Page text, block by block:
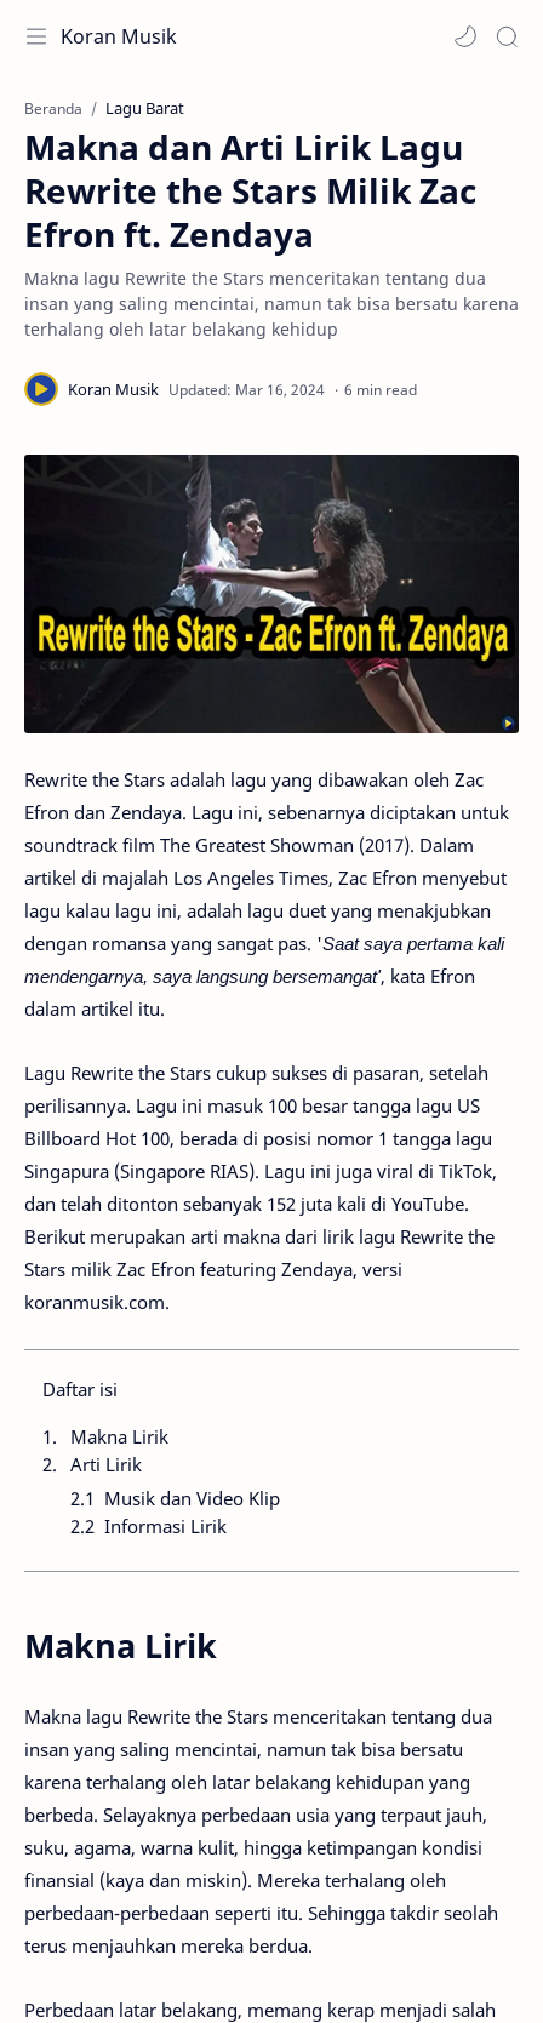
Koran Musik
Beranda Lagu Barat
Makna dan Arti Lirik Lagu
Rewrite the Stars Milik Zac
Efron ft. Zendaya
Makna lagu Rewrite the Stars menceritakan tentang dua
insan yang saling mencintai, namun tak bisa bersatu karena
terhalang oleh latar belakang kehidup
6 min read
Rewrite the Stars adalah lagu yang dibawakan oleh Zac
Efron dan Zendaya. Lagu ini, sebenarnya diciptakan untuk
soundtrack film The Greatest Showman (2017). Dalam
artikel di majalah Los Angeles Times, Zac Efron menyebut
lagu kalau lagu ini, adalah lagu duet yang menakjubkan
dengan romansa yang sangat pas. 'Saat saya pertama kali
mendengarnya, saya langsung bersemangat', kata Efron
dalam artikel itu.
Lagu Rewrite the Stars cukup sukses di pasaran, setelah
perilisannya. Lagu ini masuk 100 besar tangga lagu US
Billboard Hot 100, berada di posisi nomor 1 tangga lagu
Singapura (Singapore RIAS). Lagu ini juga viral di TikTok,
dan telah ditonton sebanyak 152 juta kali di YouTube.
Berikut merupakan arti makna dari lirik lagu Rewrite the
Stars milik Zac Efron featuring Zendaya, versi
koranmusik.com.
Daftar isi
Makna Lirik
Arti Lirik
Musik dan Video Klip
Informasi Lirik
Makna Lirik
Makna lagu Rewrite the Stars menceritakan tentang dua
insan yang saling mencintai, namun tak bisa bersatu
karena terhalang oleh latar belakang kehidupan yang
berbeda. Selayaknya perbedaan usia yang terpaut jauh,
suku, agama, warna kulit, hingga ketimpangan kondisi
finansial (kaya dan miskin). Mereka terhalang oleh
perbedaan-perbedaan seperti itu. Sehingga takdir seolah
terus menjauhkan mereka berdua.
Perbedaan latar belakang, memang kerap menjadi salah